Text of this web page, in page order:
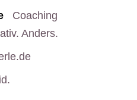
Coaching
Anders.